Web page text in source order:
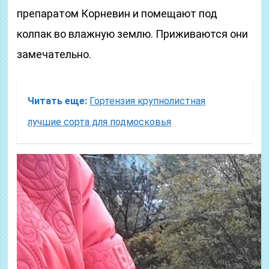
препаратом Корневин и помещают под
колпак во влажную землю. Приживаются они
замечательно.
Читать еще: Гортензия крупнолистная
лучшие сорта для подмосковья